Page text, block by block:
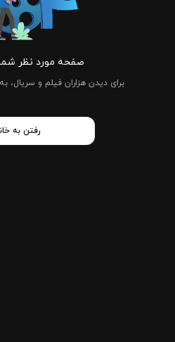
صفحه مورد نظر
برای دیدن هزاران فیلم و سریال،
رفتن به